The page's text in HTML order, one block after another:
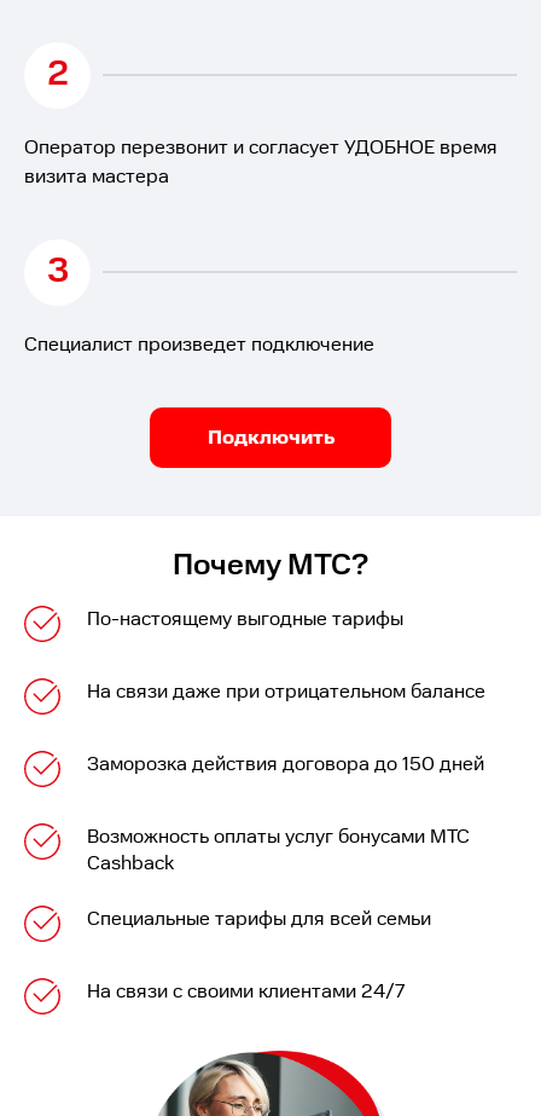
2
Оператор перезвонит и согласует УДОБНОЕ время
визита мастера
3
Специалист произведет подключение
Подключить
Почему МТС?
По-настоящему выгодные тарифы
На связи даже при отрицательном балансе
Заморозка действия договора до 150 дней
Возможность оплаты услуг бонусами МТС
Cashback
Специальные тарифы для всей семьи
На связи с своими клиентами 24/7